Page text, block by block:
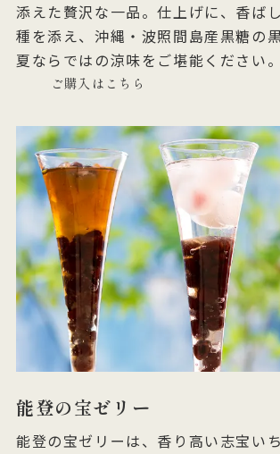
添えた贅沢な一品。仕上げに、香ば
種を添え、沖縄・波照間島産黒糖の
夏ならではの涼味をご堪能ください。
ご購入はこちら
能登の宝ゼリー
能登の宝ゼリーは、香り高い志宝い